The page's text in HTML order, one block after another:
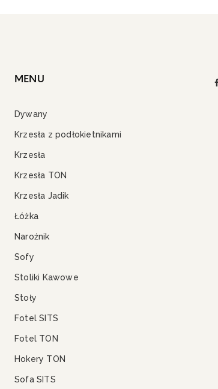
MENU
Dywany
Krzesła z podłokietnikami
Krzesła
Krzesła TON
Krzesła Jadik
Łóżka
Narożnik
Sofy
Stoliki Kawowe
Stoły
Fotel SITS
Fotel TON
Hokery TON
Sofa SITS